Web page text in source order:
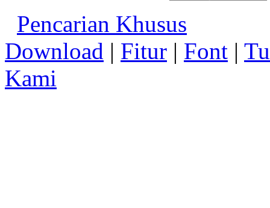
Pencarian Khusus
Download | Fitur | Font |
Kami